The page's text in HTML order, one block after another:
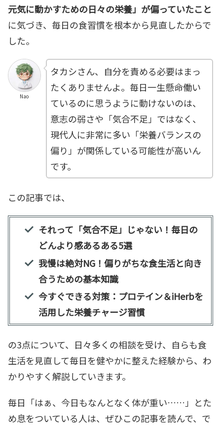
元気に動かすための日々の栄養」が偏っていたこと
に気づき、毎日の食習慣を根本から見直したからで
した。
Nao
タカシさん、自分を責める必要はまっ
たくありませんよ。毎日一生懸命働い
ているのに思うように動けないのは、
意志の弱さや「気合不足」ではなく、
現代人に非常に多い「栄養バランスの
偏り」が関係している可能性が高いん
です。
この記事では、
それって「気合不足」じゃない！毎日の
どんより感あるある5選
我慢は絶対NG！偏りがちな食生活と向き
合うための基本知識
今すぐできる対策：プロテイン＆iHerbを
活用した栄養チャージ習慣
の3点について、日々多くの相談を受け、自らも食
生活を見直して毎日を健やかに整えた経験から、わ
かりやすく解説していきます。
毎日「はぁ、今日もなんとなく体が重い……」とた
め息をついている人は、ぜひこの記事を読んで、で